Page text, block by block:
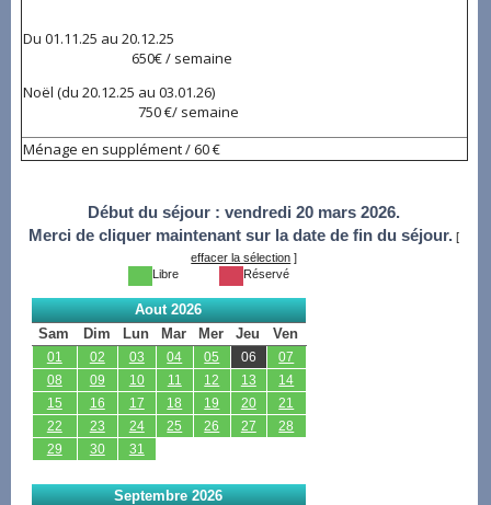
Du 01.11.25 au 20.12.25
650€ / semaine
Noël (du 20.12.25 au 03.01.26)
750 €/ semaine
Ménage en supplément / 60 €
Début du séjour :vendredi 20 mars 2026.
Merci de cliquer maintenant sur la date de fin du séjour. [
effacer la sélection ]
Libre
Réservé
Aout 2026
Sam
Dim Lun Mar Mer Jeu Ven
01 02 03 04 05 06
07
08
09 10 11 12 13
14
15
16 17 18 19 20
21
22
23 24 25 26 27
28
29
30 31
Septembre 2026